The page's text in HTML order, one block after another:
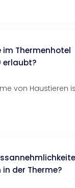
im Thermenhotel
erlaubt?
von Haustieren
der Therme?